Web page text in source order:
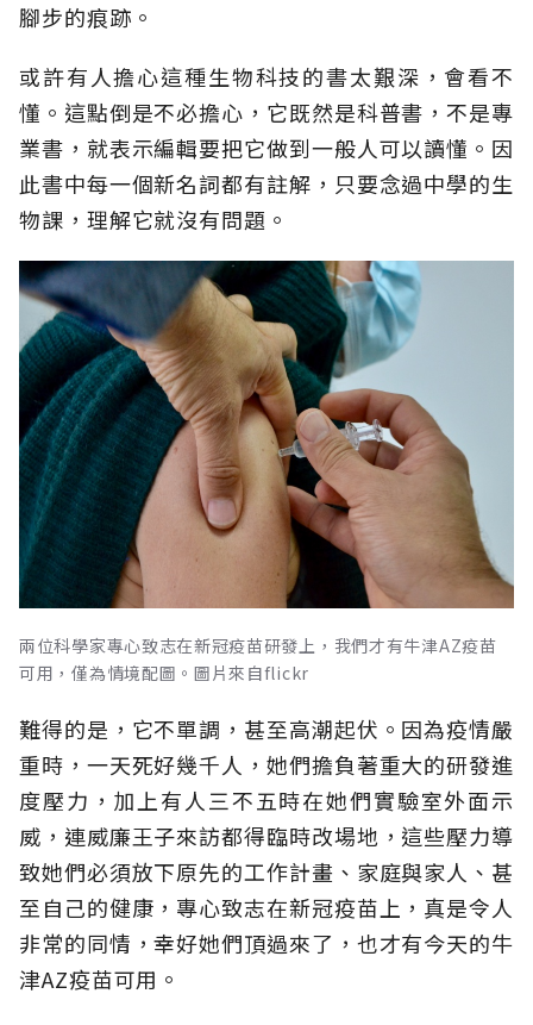
腳步的痕跡 。
或許有人擔心這種生物科技的書太艱深，會看不
懂 。 這點倒是不必擔心，它既然是科普書 ，不是專
業書 ， 就表示編輯要把它做到一般人可以讀懂 。 因
此書中每一個新名詞都有註解，只要念過中學的生
物課，理解它就沒有問題 。
兩位科學家專心致志在新冠疫苗研發上，我們才有牛津AZ疫苗
可用，僅為情境配圖。圖片來自flickr
難得的是 ， 它不單調，甚至高潮起伏 。 因為疫情嚴
重時，一天死好幾千人，她們擔負著重大的研發進
度壓力，加上有人三不五時在她們實驗室外面示
威，連威廉王子來訪都得臨時改場地，這些壓力導
致她們必須放下原先的工作計畫、家庭與家人、甚
至自己的健康，專心致志在新冠疫苗上，真是令人
非常的同情，幸好她們頂過來了，也才有今天的牛
津AZ疫苗可用 。